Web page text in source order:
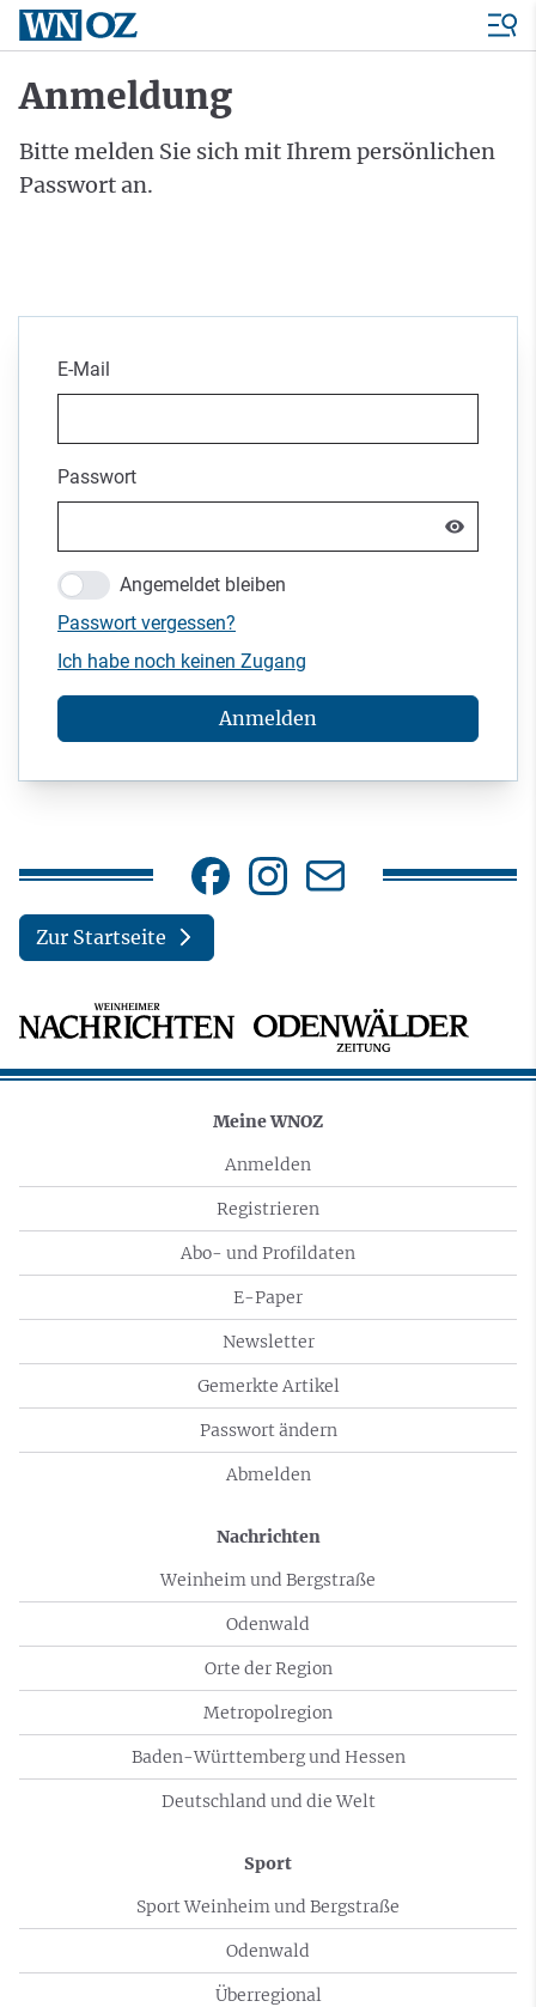
Anmeldung
Bitte melden Sie sich mit Ihrem persönlichen
Passwort an.
E-Mail
Passwort
Angemeldet bleiben
Passwort vergessen?
Ich habe noch keinen Zugang
Anmelden
Zur Startseite
Meine WNOZ
Anmelden
Registrieren
Abo- und Profildaten
E-Paper
Newsletter
Gemerkte Artikel
Passwort ändern
Abmelden
Nachrichten
Weinheim und Bergstraße
Odenwald
Orte der Region
Metropolregion
Baden-Württemberg und Hessen
Deutschland und die Welt
Sport
Sport Weinheim und Bergstraße
Odenwald
Überregional